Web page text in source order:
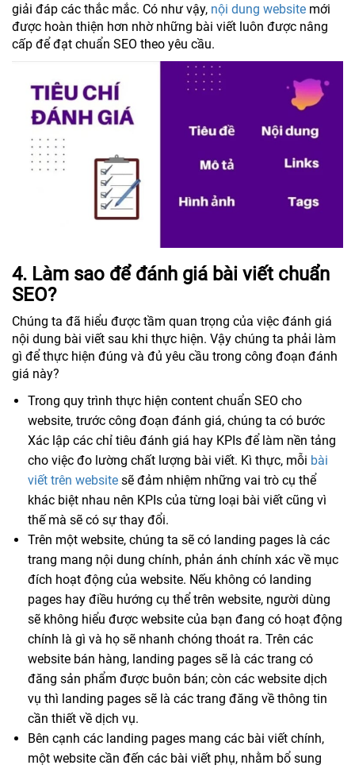
giải đáp các thắc mắc. Có như vậy, nội dung website mới
được hoàn thiện hơn nhờ những bài viết luôn được nâng
cấp để đạt chuẩn SEO theo yêu cầu.
​4. Làm sao để đánh giá bài viết chuẩn
SEO?
Chúng ta đã hiểu được tầm quan trọng của việc đánh giá
nội dung bài viết sau khi thực hiện. Vậy chúng ta phải làm
gì để thực hiện đúng và đủ yêu cầu trong công đoạn đánh
giá này?
Trong quy trình thực hiện content chuẩn SEO cho
website, trước công đoạn đánh giá, chúng ta có bước
Xác lập các chỉ tiêu đánh giá hay KPIs để làm nền tảng
cho việc đo lường chất lượng bài viết. Kì thực, mỗi bài
viết trên website sẽ đảm nhiệm những vai trò cụ thể
khác biệt nhau nên KPIs của từng loại bài viết cũng vì
thế mà sẽ có sự thay đổi.
Trên một website, chúng ta sẽ có landing pages là các
trang mang nội dung chính, phản ánh chính xác về mục
đích hoạt động của website. Nếu không có landing
pages hay điều hướng cụ thể trên website, người dùng
sẽ không hiểu được website của bạn đang có hoạt động
chính là gì và họ sẽ nhanh chóng thoát ra. Trên các
website bán hàng, landing pages sẽ là các trang có
đăng sản phẩm được buôn bán; còn các website dịch
vụ thì landing pages sẽ là các trang đăng về thông tin
cần thiết về dịch vụ.
Bên cạnh các landing pages mang các bài viết chính,
một website cần đến các bài viết phụ, nhằm bổ sung